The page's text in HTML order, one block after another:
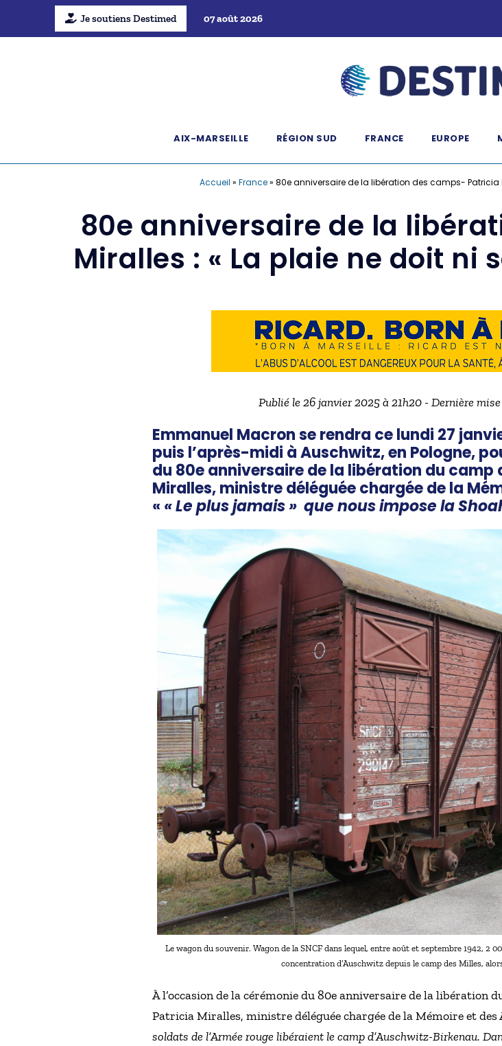
Je soutiens Destimed 07 août 2026
AIX-MARSEILLE RÉGION SUD FRANCE EUROPE
Accueil » France» 80e anniversaire de la libération des camps- Patricia
80e anniversaire de la
Miralles : « La plaie ne doit ni
Publié le 26 janvier 2025 à 21h20 - Dernière
Emmanuel Macron se rendra ce lundi 27
puis l’après-midi à Auschwitz, en Pologne,
du 80e anniversaire de la libération du camp
Miralles, ministre déléguée chargée de la
« « Le plus jamais » que nous impose la
Le wagon du souvenir. Wagon de la SNCF dans lequel, entre août et septembre 1942, 2
concentration d’Auschwitz depuis le camp des Milles,
À l’occasion de la cérémonie du 80e anniversaire de la libération
Patricia Miralles, ministre déléguée chargée de la Mémoire et des
soldats de l’Armée rouge libéraient le camp d’Auschwitz-Birkenau.